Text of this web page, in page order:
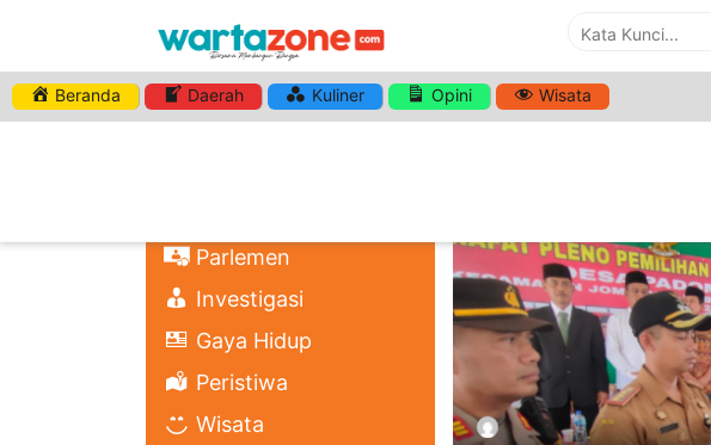
Beranda Daerah Kuliner Opini Wisata
Parlemen
Investigasi
Gaya Hidup
Peristiwa
Wisata
HASHTAG:PEMILIHAN